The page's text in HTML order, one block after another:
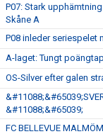
P07: Stark
Skåne A
P08 inleder seriespelet
A-laget: Tungt
OS-Silver efter galen
&#11088;&#65039;
FC BELLEVUE